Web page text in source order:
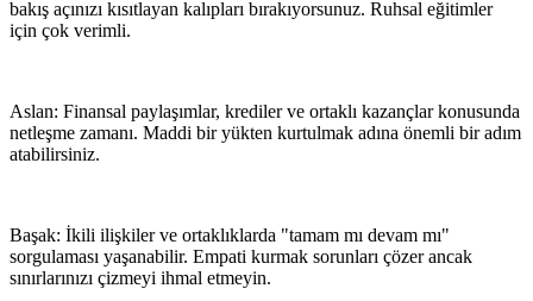
bakış açınızı kısıtlayan kalıpları bırakıyorsunuz. Ruhsal eğitimler
için çok verimli.
Aslan: Finansal paylaşımlar, krediler ve ortaklı kazançlar konusunda
netleşme zamanı. Maddi bir yükten kurtulmak adına önemli bir adım
atabilirsiniz.
Başak: İkili ilişkiler ve ortaklıklarda "tamam mı devam mı"
sorgulaması yaşanabilir. Empati kurmak sorunları çözer ancak
sınırlarınızı çizmeyi ihmal etmeyin.